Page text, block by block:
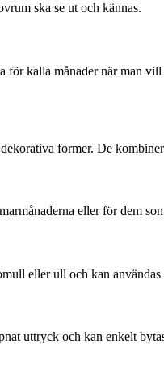
ska se ut och kännas.
kalla månader när man
former. De
eller för dem
eller ull och kan användas
uttryck och kan enkelt